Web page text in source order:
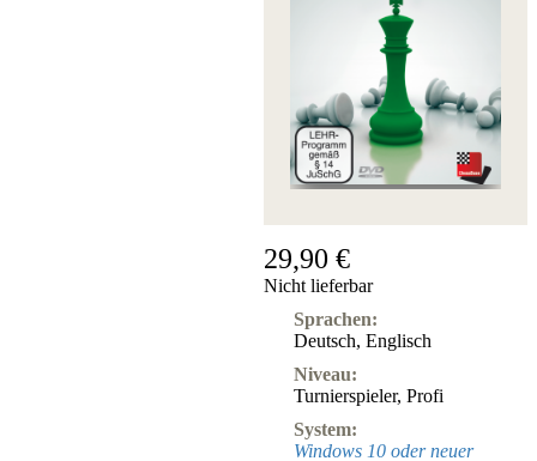
29,90 €
Nicht lieferbar
Sprachen:
Deutsch, Englisch
Niveau:
Turnierspieler, Profi
System:
Windows 10 oder neuer